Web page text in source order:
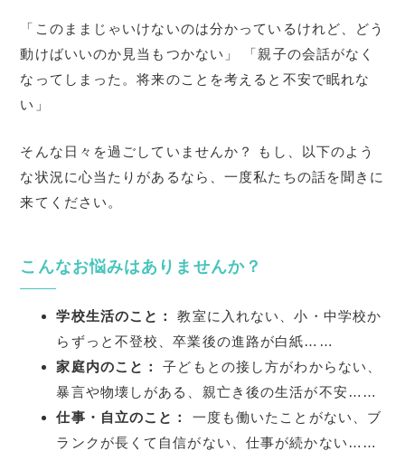
「このままじゃいけないのは分かっているけれど、どう
動けばいいのか見当もつかない」 「親子の会話がなく
なってしまった。将来のことを考えると不安で眠れな
い」
そんな日々を過ごしていませんか？ もし、以下のよう
な状況に心当たりがあるなら、一度私たちの話を聞きに
来てください。
こんなお悩みはありませんか？
学校生活のこと：
教室に入れない、小・中学校か
らずっと不登校、卒業後の進路が白紙……
家庭内のこと：
子どもとの接し方がわからない、
暴言や物壊しがある、親亡き後の生活が不安……
仕事・自立のこと：
一度も働いたことがない、ブ
ランクが長くて自信がない、仕事が続かない……